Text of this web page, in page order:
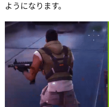
ようになります。